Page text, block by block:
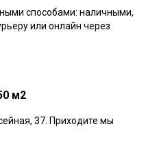
способами: наличными,
или онлайн через
м2
37. Приходите мы